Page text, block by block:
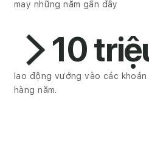
may những năm gần đây
10
lao động vướng vào các khoản
hàng năm.